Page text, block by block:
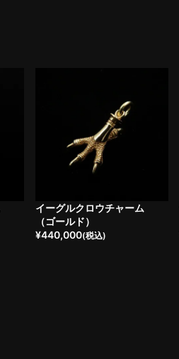
イーグルクロウチャーム
（ゴールド）
¥440,000(税込)